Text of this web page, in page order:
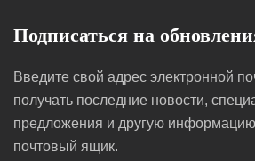
Подписаться на
Введите свой адрес электронной
получать последние новости,
предложения и другую
почтовый ящик.